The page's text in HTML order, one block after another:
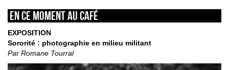
En ce moment au café
EXPOSITION
Sororité : photographie en milieu militant
Par Romane Tourral